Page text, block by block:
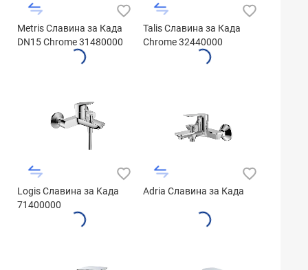
Metris Славина за Када
DN15 Chrome 31480000
Talis Славина за Када
Chrome 32440000
Logis Славина за Kада
71400000
Adria Славина за Када